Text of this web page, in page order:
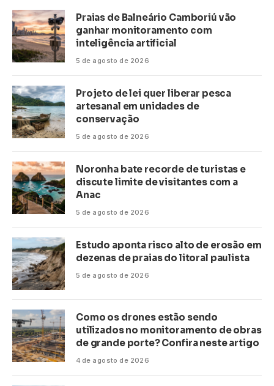
Praias de Balneário Camboriú vão
ganhar monitoramento com
inteligência artificial
5 de agosto de 2026
Projeto de lei quer liberar pesca
artesanal em unidades de
conservação
5 de agosto de 2026
Noronha bate recorde de turistas e
discute limite de visitantes com a
Anac
5 de agosto de 2026
Estudo aponta risco alto de erosão em
dezenas de praias do litoral paulista
5 de agosto de 2026
Como os drones estão sendo
utilizados no monitoramento de obras
de grande porte? Confira neste artigo
4 de agosto de 2026